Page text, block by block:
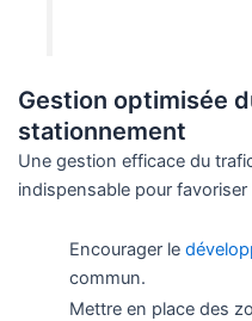
Gestion optimisée
stationnement
Une gestion efficace du
indispensable pour
Encourager le
commun.
Mettre en place des